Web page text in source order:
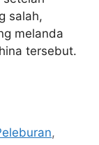
salah,
melanda
tersebut.
,